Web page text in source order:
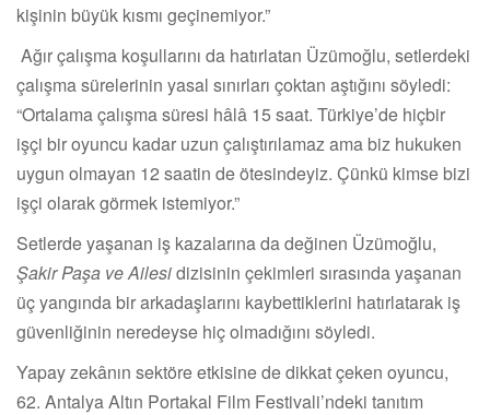
kişinin büyük kısmı geçinemiyor.”
Ağır çalışma koşullarını da hatırlatan Üzümoğlu, setlerdeki
çalışma sürelerinin yasal sınırları çoktan aştığını söyledi:
“Ortalama çalışma süresi hâlâ 15 saat. Türkiye’de hiçbir
işçi bir oyuncu kadar uzun çalıştırılamaz ama biz hukuken
uygun olmayan 12 saatin de ötesindeyiz. Çünkü kimse bizi
işçi olarak görmek istemiyor.”
Setlerde yaşanan iş kazalarına da değinen Üzümoğlu,
Şakir Paşa ve Ailesidizisinin çekimleri sırasında yaşanan
üç yangında bir arkadaşlarını kaybettiklerini hatırlatarak iş
güvenliğinin neredeyse hiç olmadığını söyledi.
Yapay zekânın sektöre etkisine de dikkat çeken oyuncu,
62. Antalya Altın Portakal Film Festivali’ndeki tanıtım